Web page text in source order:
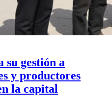
gestión a
y productores
la capital